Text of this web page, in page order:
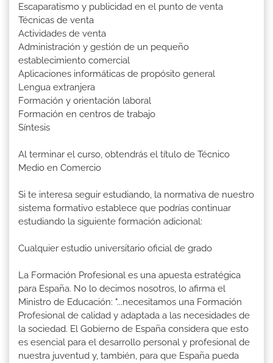
Escaparatismo y publicidad en el punto de venta
Técnicas de venta
Actividades de venta
Administración y gestión de un pequeño
establecimiento comercial
Aplicaciones informáticas de propósito general
Lengua extranjera
Formación y orientación laboral
Formación en centros de trabajo
Síntesis
Al terminar el curso, obtendrás el título de Técnico
Medio en Comercio
Si te interesa seguir estudiando, la normativa de nuestro
sistema formativo establece que podrías continuar
estudiando la siguiente formación adicional:
Cualquier estudio universitario oficial de grado
La Formación Profesional es una apuesta estratégica
para España. No lo decimos nosotros, lo afirma el
Ministro de Educación: "...necesitamos una Formación
Profesional de calidad y adaptada a las necesidades de
la sociedad. El Gobierno de España considera que esto
es esencial para el desarrollo personal y profesional de
nuestra juventud y, también, para que España pueda